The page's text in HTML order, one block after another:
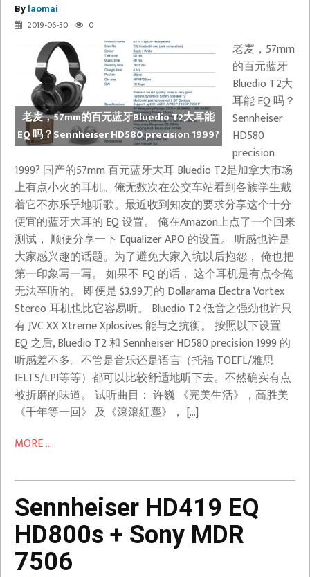
By laomai
2019-06-30 0
老麦，57mm的百元蓝牙Bluedio T2大耳能
EQ 吗？Sennheiser HD580 precision 1999?
老麦，57mm
的百元蓝牙
Bluedio T2大
耳能 EQ 吗？
Sennheiser
HD580
precision
1999? 国产的57mm 百元蓝牙大耳 Bluedio T2是加拿大市场
上有点小火的耳机。俺无数次在公交车站看到各族学生戴
着它不亦乐乎地听歌。最近收到知友的要求分享这个十分
便宜的蓝牙大耳的 EQ 设置。 俺在Amazon上点了一个回来
测试， 顺便分享一下 Equalizer APO 的设置。 听感也许是
大家感兴趣的话题。为了避免大家入坑以后抱怨， 俺也把
第一印象写一写。 如果不 EQ 的话， 这个耳机是有点令俺
无法卒听的。 即便是 $3.99刀的 Dollarama Electra Vortex
Stereo 耳机也比它容易听。 Bluedio T2 低音之强劲也许只
有 JVC XX Xtreme Xplosives 能与之抗衡。 按照以下设置
EQ 之后, Bluedio T2 和 Sennheiser HD580 precision 1999 的
听感差不多。不管是音乐还是语言（托福 TOEFL/雅思
IELTS/LPI等等）都可以比较舒适地听下去。不然确实有点
被折磨的味道。 试听曲目： 许巍 《完美生活》，高胜美
《千年等一回》 及《滾滾紅塵》， […]
MORE ...
Sennheiser HD419 EQ
HD800s + Sony MDR
7506